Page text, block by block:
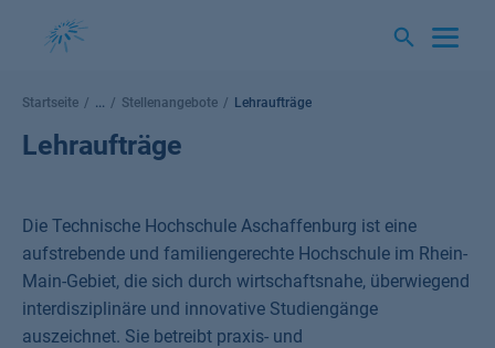
Startseite ... Stellenangebote Lehraufträge
Lehraufträge
Die Technische Hochschule Aschaffenburg ist eine
aufstrebende und familiengerechte Hochschule im Rhein-
Main-Gebiet, die sich durch wirtschaftsnahe, überwiegend
interdisziplinäre und innovative Studiengänge
auszeichnet. Sie betreibt praxis- und